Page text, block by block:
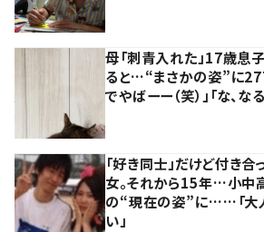
母「刺青入れた」17歳息子
ると…“まさかの姿”に
でやばーー（笑）」「な、なる
「好き同士」だけど付き
女。それから15年…小中
の“現在の姿”に……「大
い」